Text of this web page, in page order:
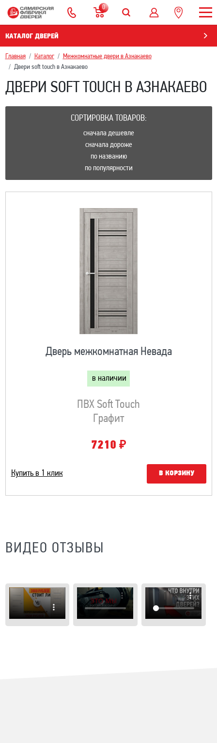
0
КАТАЛОГ ДВЕРЕЙ
Главная Каталог
Межкомнатные двери в Азнакаево
Двери soft touch в Азнакаево
ДВЕРИ SOFT TOUCH В АЗНАКАЕВО
СОРТИРОВКА ТОВАРОВ:
сначала дешевле
сначала дороже
по названию
по популярности
Дверь межкомнатная Невада
в наличии
ПВХ Soft Touch
Графит
7210 ₽
Купить в 1 клик В КОРЗИНУ
ВИДЕО ОТЗЫВЫ